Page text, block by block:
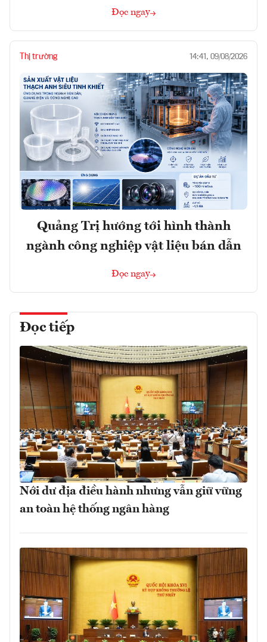
Đọc ngay
Thị trường 14:41, 09/08/2026
Quảng Trị hướng tới hình thành
ngành công nghiệp vật liệu bán dẫn
Đọc ngay
Đọc tiếp
Nới dư địa điều hành nhưng vẫn giữ vững
an toàn hệ thống ngân hàng